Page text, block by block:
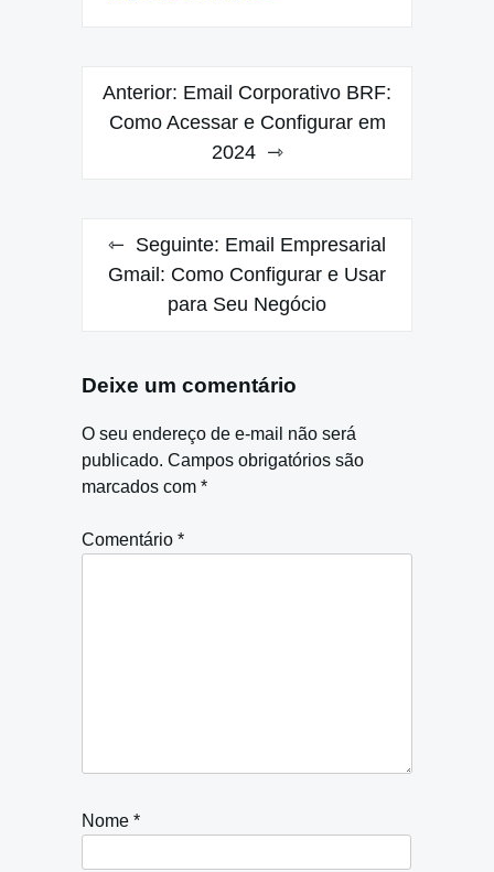
Navegação
de
Anterior: Email Corporativo BRF:
Como Acessar e Configurar em
2024
Seguinte: Email Empresarial
Gmail: Como Configurar e Usar
para Seu Negócio
Deixe um comentário
O seu endereço de e-mail não será
publicado. Campos obrigatórios são
marcados com *
Comentário *
Nome *